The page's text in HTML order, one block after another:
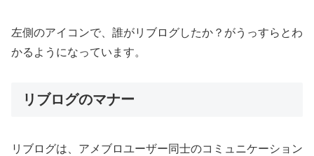
左側のアイコンで、誰がリブログしたか？がうっすらとわ
かるようになっています。
リブログのマナー
リブログは、アメブロユーザー同士のコミュニケーション